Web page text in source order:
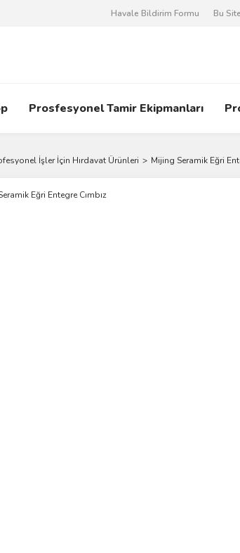
Havale Bildirim Formu Bu
Prosfesyonel Tamir Ekipmanları
İşler İçin Hırdavat Ürünleri Mijing Seramik Eğri